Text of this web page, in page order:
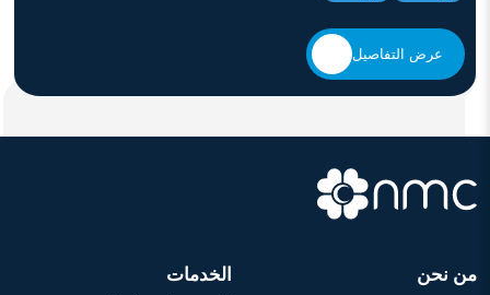
عرض التفاصيل
من نحن الخدمات